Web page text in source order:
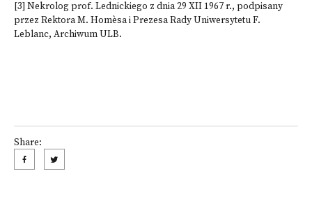
[3] Nekrolog prof. Lednickiego z dnia 29 XII 1967 r., podpisany
przez Rektora M. Homèsa i Prezesa Rady Uniwersytetu F.
Leblanc, Archiwum ULB.
Share: